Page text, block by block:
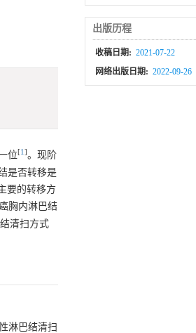
位[1 ]。现阶
是否转移是
要的转移方
胸内淋巴结
清扫方式
淋巴结清扫
出版历程
收稿日期: 2021-07-22
网络出版日期: 2022-09-26